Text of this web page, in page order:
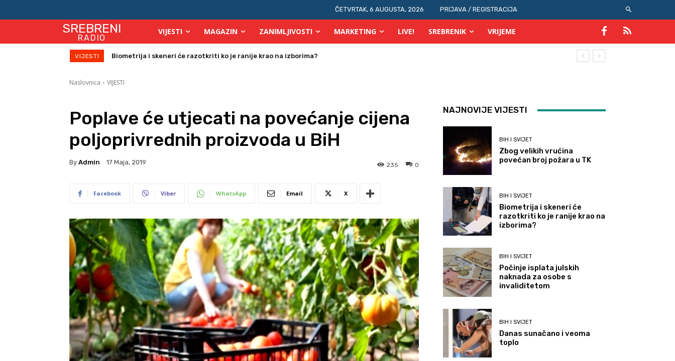
ČETVRTAK, 6 AUGUSTA, 2026 PRIJAVA / REGISTRACIJA
SREBRENI
RADIO
VIJESTI MAGAZIN ZANIMLJIVOSTI MARKETING LIVE! SREBRENIK VRIJEME
VIJESTI Počinje isplata julskih naknada za osobe s invaliditetom
Naslovnica VIJESTI
Poplave će utjecati na povećanje cijena
poljoprivrednih proizvoda u BiH
By Admin 17 Maja, 2019 0
235
Facebook Viber WhatsApp Email X
NAJNOVIJE VIJESTI
BIH I SVIJET
Zbog velikih vrućina
povećan broj požara u TK
BIH I SVIJET
Biometrija i skeneri će
razotkriti ko je ranije krao na
izborima?
BIH I SVIJET
Počinje isplata julskih
naknada za osobe s
invaliditetom
BIH I SVIJET
Danas sunačano i veoma
toplo